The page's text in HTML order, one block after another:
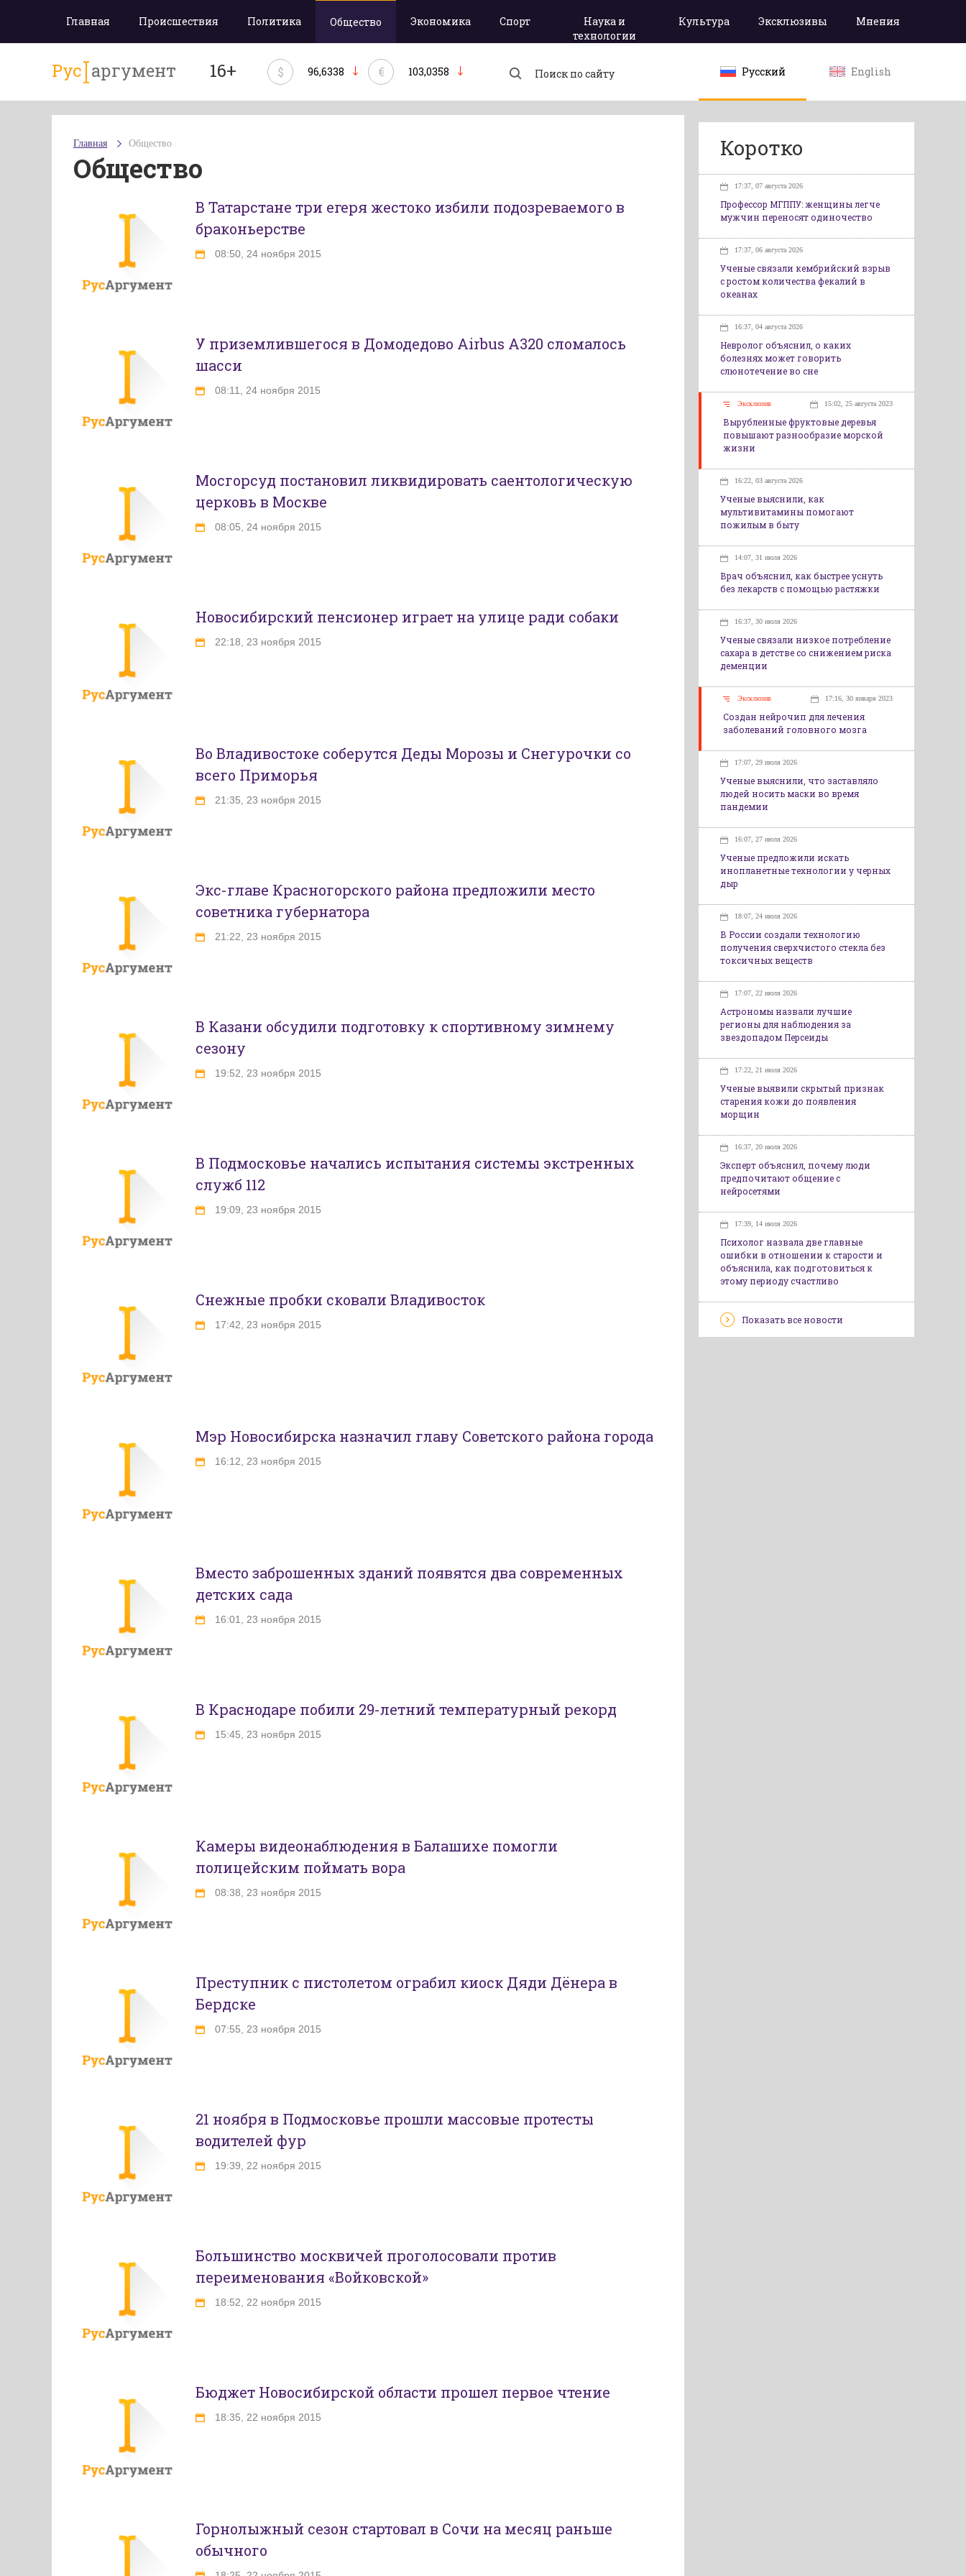
Главная Происшествия Политика Общество Экономика Спорт
Наука и
технологии
Культура Эксклюзивы Мнения
Рус аргумент 16+ $ 96,6338 € 103,0358 Русский English
Главная Общество
Общество
В Татарстане три егеря жестоко избили подозреваемого в
браконьерстве
08:50, 24 ноября 2015
У приземлившегося в Домодедово Airbus A320 сломалось
шасси
08:11, 24 ноября 2015
Мосгорсуд постановил ликвидировать саентологическую
церковь в Москве
08:05, 24 ноября 2015
Новосибирский пенсионер играет на улице ради собаки
22:18, 23 ноября 2015
Во Владивостоке соберутся Деды Морозы и Снегурочки со
всего Приморья
21:35, 23 ноября 2015
Экс-главе Красногорского района предложили место
советника губернатора
21:22, 23 ноября 2015
В Казани обсудили подготовку к спортивному зимнему
сезону
19:52, 23 ноября 2015
В Подмосковье начались испытания системы экстренных
служб 112
19:09, 23 ноября 2015
Снежные пробки сковали Владивосток
17:42, 23 ноября 2015
Мэр Новосибирска назначил главу Советского района города
16:12, 23 ноября 2015
Вместо заброшенных зданий появятся два современных
детских сада
16:01, 23 ноября 2015
В Краснодаре побили 29-летний температурный рекорд
15:45, 23 ноября 2015
Камеры видеонаблюдения в Балашихе помогли
полицейским поймать вора
08:38, 23 ноября 2015
Преступник с пистолетом ограбил киоск Дяди Дёнера в
Бердске
07:55, 23 ноября 2015
21 ноября в Подмосковье прошли массовые протесты
водителей фур
19:39, 22 ноября 2015
Большинство москвичей проголосовали против
переименования «Войковской»
18:52, 22 ноября 2015
Бюджет Новосибирской области прошел первое чтение
18:35, 22 ноября 2015
Горнолыжный сезон стартовал в Сочи на месяц раньше
обычного
Коротко
17:37, 07 августа 2026
Профессор МГППУ: женщины легче
мужчин переносят одиночество
17:37, 06 августа 2026
Ученые связали кембрийский взрыв
с ростом количества фекалий в
океанах
16:37, 04 августа 2026
Невролог объяснил, о каких
болезнях может говорить
слюнотечение во сне
Эксклюзив 15:02, 25 августа 2023
Вырубленные фруктовые деревья
повышают разнообразие морской
жизни
16:22, 03 августа 2026
Ученые выяснили, как
мультивитамины помогают
пожилым в быту
14:07, 31 июля 2026
Врач объяснил, как быстрее уснуть
без лекарств с помощью растяжки
16:37, 30 июля 2026
Ученые связали низкое потребление
сахара в детстве со снижением риска
деменции
Эксклюзив 17:16, 30 января 2023
Создан нейрочип для лечения
заболеваний головного мозга
17:07, 29 июля 2026
Ученые выяснили, что заставляло
людей носить маски во время
пандемии
16:07, 27 июля 2026
Ученые предложили искать
инопланетные технологии у черных
дыр
18:07, 24 июля 2026
В России создали технологию
получения сверхчистого стекла без
токсичных веществ
17:07, 22 июля 2026
Астрономы назвали лучшие
регионы для наблюдения за
звездопадом Персеиды
17:22, 21 июля 2026
Ученые выявили скрытый признак
старения кожи до появления
морщин
16:37, 20 июля 2026
Эксперт объяснил, почему люди
предпочитают общение с
нейросетями
17:39, 14 июля 2026
Психолог назвала две главные
ошибки в отношении к старости и
объяснила, как подготовиться к
этому периоду счастливо
Показать все новости